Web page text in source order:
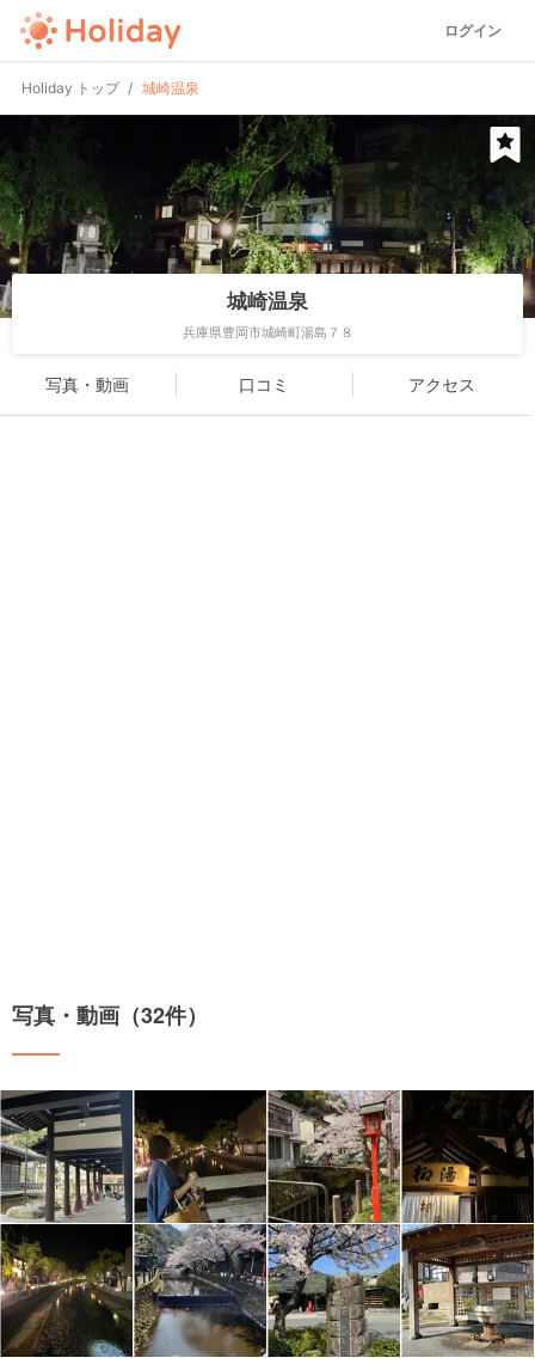
ログイン
Holiday トップ 城崎温泉
城崎温泉
兵庫県豊岡市城崎町湯島７８
写真・動画 口コミ アクセス
写真・動画（32件）